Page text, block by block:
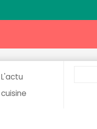
L'actu
cuisine